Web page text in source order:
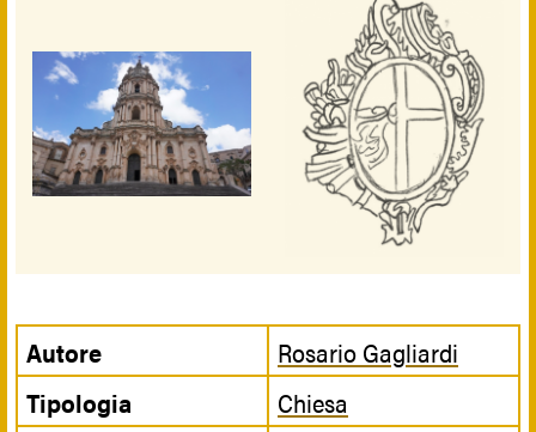
Autore
Rosario Gagliardi
Tipologia
Chiesa